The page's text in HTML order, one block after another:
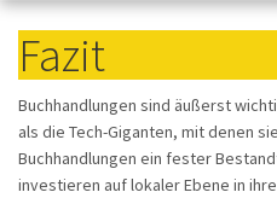
Fazit
Buchhandlungen sind äußerst
als die Tech-Giganten, mit denen
Buchhandlungen ein fester
investieren auf lokaler Ebene in